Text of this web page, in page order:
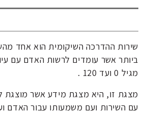
שירות ההדרכה השיקומית הוא אחד
ביותר אשר עומדים לרשות האדם עם
מגיל 0 ועד 120 .
מצגת זו, היא מצגת מידע אשר מוצגת
עם השירות ועם משמעותו עבור האדם